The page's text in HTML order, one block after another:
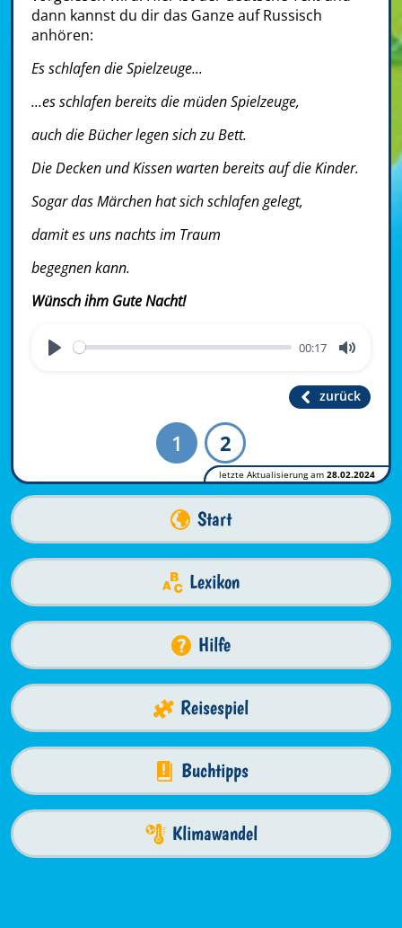
dann kannst du dir das Ganze auf Russisch
anhören:
Es schlafen die Spielzeuge...
...es schlafen bereits die müden Spielzeuge,
auch die Bücher legen sich zu Bett.
Die Decken und Kissen warten bereits auf die Kinder.
Sogar das Märchen hat sich schlafen gelegt,
damit es uns nachts im Traum
begegnen kann.
Wünsch ihm Gute Nacht!
00:17
zurück
1 2
letzte Aktualisierung am 28.02.2024
Start
Lexikon
Hilfe
Reisespiel
Buchtipps
Klimawandel